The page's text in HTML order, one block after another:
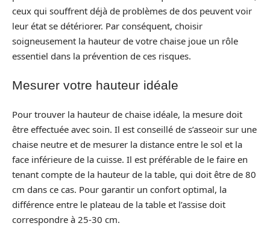
ceux qui souffrent déjà de problèmes de dos peuvent voir
leur état se détériorer. Par conséquent, choisir
soigneusement la hauteur de votre chaise joue un rôle
essentiel dans la prévention de ces risques.
Mesurer votre hauteur idéale
Pour trouver la hauteur de chaise idéale, la mesure doit
être effectuée avec soin. Il est conseillé de s’asseoir sur une
chaise neutre et de mesurer la distance entre le sol et la
face inférieure de la cuisse. Il est préférable de le faire en
tenant compte de la hauteur de la table, qui doit être de 80
cm dans ce cas. Pour garantir un confort optimal, la
différence entre le plateau de la table et l’assise doit
correspondre à 25-30 cm.